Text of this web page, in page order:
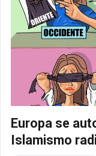
Europa se
Islamismo